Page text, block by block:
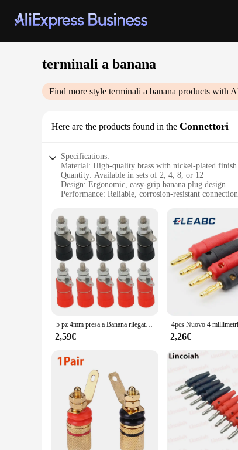
terminali a banana
Find more style terminali a banana products with
Here are the products found in the Connettori
Specifications:
Material: High-quality brass with nickel-plated finish
Quantity: Available in sets of 2, 4, 8, or 12
Design: Ergonomic, easy-grip banana plug design
Performance: Reliable, corrosion-resistant
Features:
|Wholesale|
**Reliable and Durable Construction**
Crafted from robust brass with a nickel-plated finish,
connection, making them a reliable choice for both
**Versatile and Convenient Use**
Whether you're an audiophile setting up a home
with a wide range of banana jack terminals,
inventory needs.
The terminali a banana are engineered to deliver
environments where secure and efficient
electrical systems. With these terminals, you can
5 pz 4mm presa a Banana rilegatura professionale Post dado spina a Banana connettore Jack nichelato
2,59€ 2,26€